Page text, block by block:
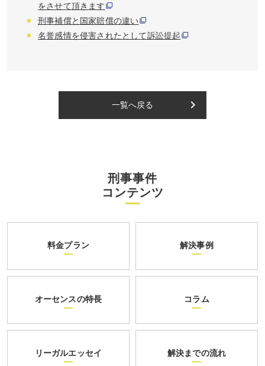
をさせて頂きます
刑事補償と国家賠償の違い
名誉感情を侵害されたとして訴訟提起
一覧へ戻る keyboard_arrow_right
刑事事件
コンテンツ
料金プラン 解決事例
オーセンスの特長 コラム
リーガルエッセイ 解決までの流れ